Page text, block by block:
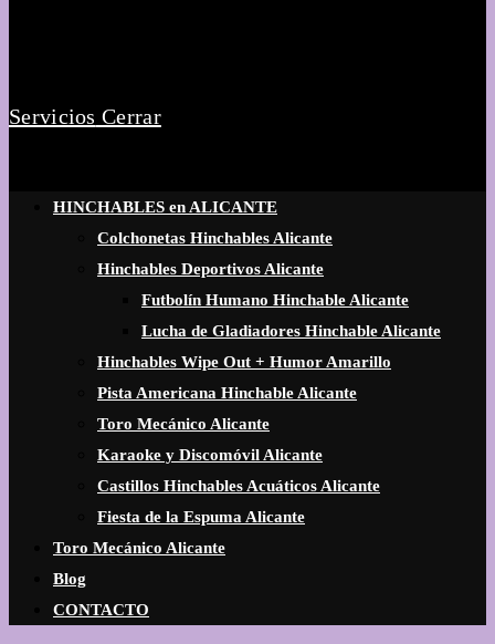
Servicios Cerrar
HINCHABLES en ALICANTE
Colchonetas Hinchables Alicante
Hinchables Deportivos Alicante
Futbolín Humano Hinchable Alicante
Lucha de Gladiadores Hinchable Alicante
Hinchables Wipe Out + Humor Amarillo
Pista Americana Hinchable Alicante
Toro Mecánico Alicante
Karaoke y Discomóvil Alicante
Castillos Hinchables Acuáticos Alicante
Fiesta de la Espuma Alicante
Toro Mecánico Alicante
Blog
CONTACTO